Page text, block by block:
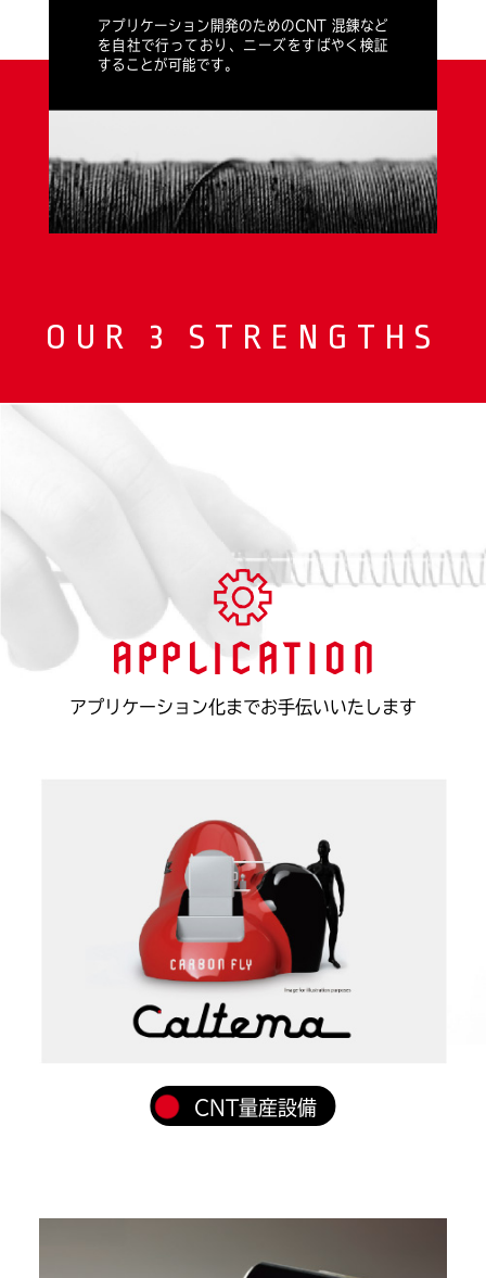
アプリケーション開発のためのCNT 混錬など
を自社で行っており、ニーズをすばやく検証
することが可能です。
OUR 3 STRENGTHS
アプリケーション化までお手伝いいたします
CNT量産設備